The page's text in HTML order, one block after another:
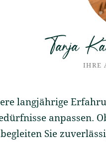
Tanja
IHRE
langjährige
anpassen.
Sie